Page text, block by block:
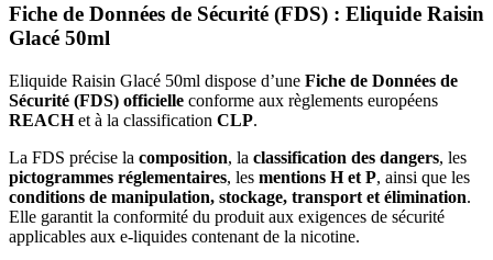
Fiche de Données de Sécurité (FDS) : Eliquide Raisin
Glacé 50ml
Eliquide Raisin Glacé 50ml dispose d’une Fiche de Données de
Sécurité (FDS) officielle conforme aux règlements européens
REACHet à la classification CLP.
La FDS précise la composition, la classification des dangers, les
pictogrammes réglementaires, les mentions H et P, ainsi que les
conditions de manipulation, stockage, transport et élimination.
Elle garantit la conformité du produit aux exigences de sécurité
applicables aux e-liquides contenant de la nicotine.